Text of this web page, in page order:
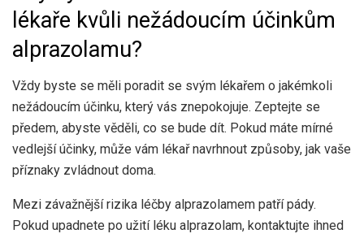
lékaře kvůli nežádoucím účinkům
alprazolamu?
Vždy byste se měli poradit se svým lékařem o jakémkoli
nežádoucím účinku, který vás znepokojuje. Zeptejte se
předem, abyste věděli, co se bude dít. Pokud máte mírné
vedlejší účinky, může vám lékař navrhnout způsoby, jak vaše
příznaky zvládnout doma.
Mezi závažnější rizika léčby alprazolamem patří pády.
Pokud upadnete po užití léku alprazolam, kontaktujte ihned